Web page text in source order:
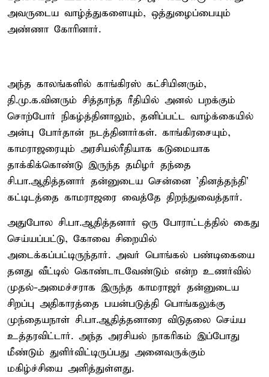
அவருடைய வாழ்த்துகளையும், ஒத்துழைப்பையும்
அண்ணா கோரினார்.
அந்த காலங்களில் காங்கிரஸ் கட்சியினரும்,
தி.மு.க.வினரும் சித்தாந்த ரீதியில் அனல் பறக்கும்
சொற்போர் நிகழ்த்தினாலும், தனிப்பட்ட வாழ்க்கையில்
அன்பு போர்தான் நடத்தினார்கள். காங்கிரசையும்,
காமராஜரையும் அரசியல்ரீதியாக கடுமையாக
தாக்கிக்கொண்டு இருந்த தமிழர் தந்தை
சி.பா.ஆதித்தனார் தன்னுடைய சென்னை 'தினத்தந்தி'
கட்டிடத்தை காமராஜரை வைத்தே திறந்துவைத்தார்.
அதுபோல சி.பா.ஆதித்தனார் ஒரு போராட்டத்தில் கைது
செய்யப்பட்டு, கோவை சிறையில்
அடைக்கப்பட்டிருந்தார். அவர் பொங்கல் பண்டிகையை
தனது வீட்டில் கொண்டாடவேண்டும் என்ற உணர்வில்
முதல்-அமைச்சராக இருந்த காமராஜர் தன்னுடைய
சிறப்பு அதிகாரத்தை பயன்படுத்தி பொங்கலுக்கு
முந்தையநாள் சி.பா.ஆதித்தனாரை விடுதலை செய்ய
உத்தரவிட்டார். அந்த அரசியல் நாகரிகம் இப்போது
மீண்டும் துளிர்விட்டிருப்பது அனைவருக்கும்
மகிழ்ச்சியை அளித்துள்ளது.